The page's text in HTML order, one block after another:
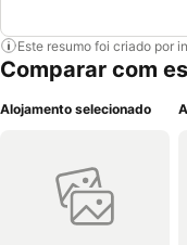
Este resumo foi criado por
Comparar com
Alojamento selecionado